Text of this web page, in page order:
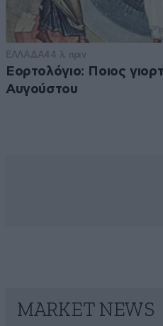
ΕΛΛΑΔΑ44 λ. πριν
Εορτολόγιο: Ποιος
Αυγούστου
MARKET NEWS